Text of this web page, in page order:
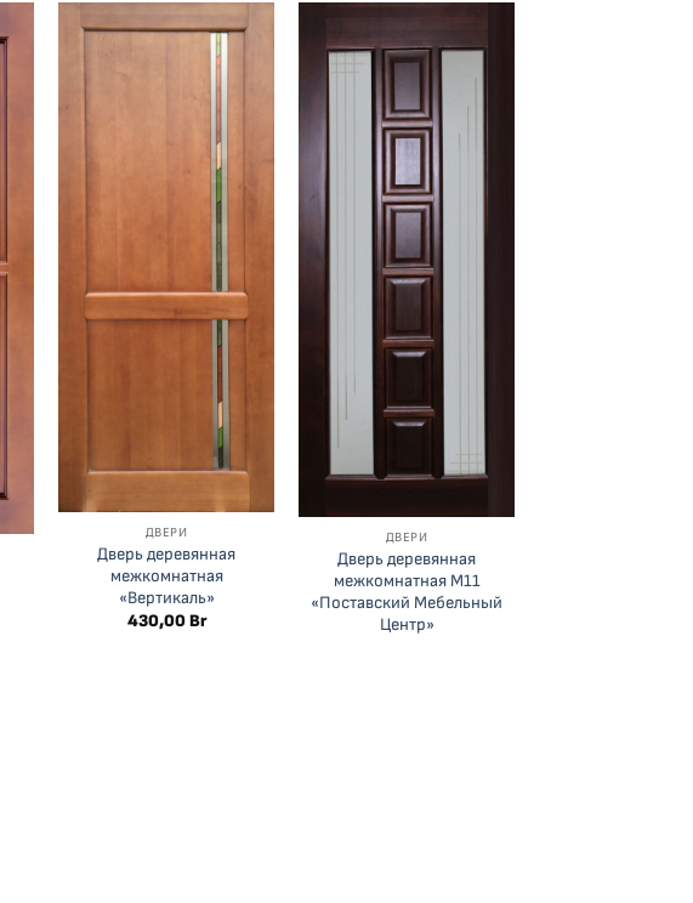
ДВЕРИ
Дверь деревянная
межкомнатная
«Вертикаль»
430,00Br
ДВЕРИ
Дверь деревянная
межкомнатная М11
«Поставский Мебельный
Центр»